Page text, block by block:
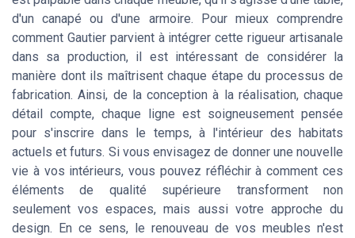
d'un canapé ou d'une armoire. Pour mieux comprendre
comment Gautier parvient à intégrer cette rigueur artisanale
dans sa production, il est intéressant de considérer la
manière dont ils maîtrisent chaque étape du processus de
fabrication. Ainsi, de la conception à la réalisation, chaque
détail compte, chaque ligne est soigneusement pensée
pour s'inscrire dans le temps, à l'intérieur des habitats
actuels et futurs. Si vous envisagez de donner une nouvelle
vie à vos intérieurs, vous pouvez réfléchir à comment ces
éléments de qualité supérieure transforment non
seulement vos espaces, mais aussi votre approche du
design. En ce sens, le renouveau de vos meubles n'est